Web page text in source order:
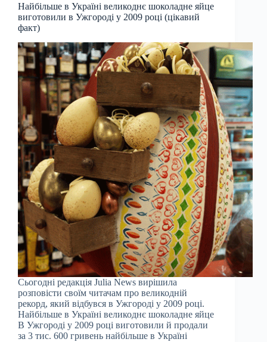
Найбільше в Україні великоднє шоколадне яйце
виготовили в Ужгороді у 2009 році (цікавий
факт)
Сьогодні редакція Julia News вирішила
розповісти своїм читачам про великодній
рекорд, який відбувся в Ужгороді у 2009 році.
Найбільше в Україні великоднє шоколадне яйце
В Ужгороді у 2009 році виготовили й продали
за 3 тис. 600 гривень найбільше в Україні